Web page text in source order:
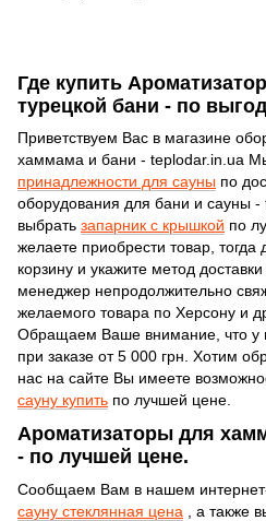
Где купить
турецкой бани - по
Приветствуем Вас в магазине
хаммама и бани - teplodar.in.ua
принадлежности для сауны по
оборудования для бани и сауны
выбрать запарник с крышкой по
желаете приобрести товар,
корзину и укажите метод
менеджер непродолжительно
желаемого товара по Херсону и
Обращаем Ваше внимание, что у
при заказе от 5 000 грн. Хотим
нас на сайте Вы имеете
сауну купить по лучшей цене.
Ароматизаторы для
- по лучшей цене.
Сообщаем Вам в нашем
сауну стеклянная цена , а также